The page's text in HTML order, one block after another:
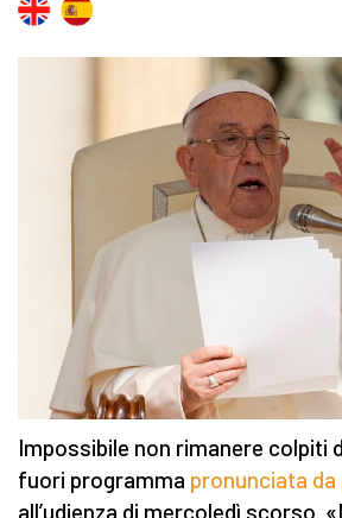
Impossibile non rimanere colpiti
fuori programma pronunciata
all’udienza di mercoledì scorso.